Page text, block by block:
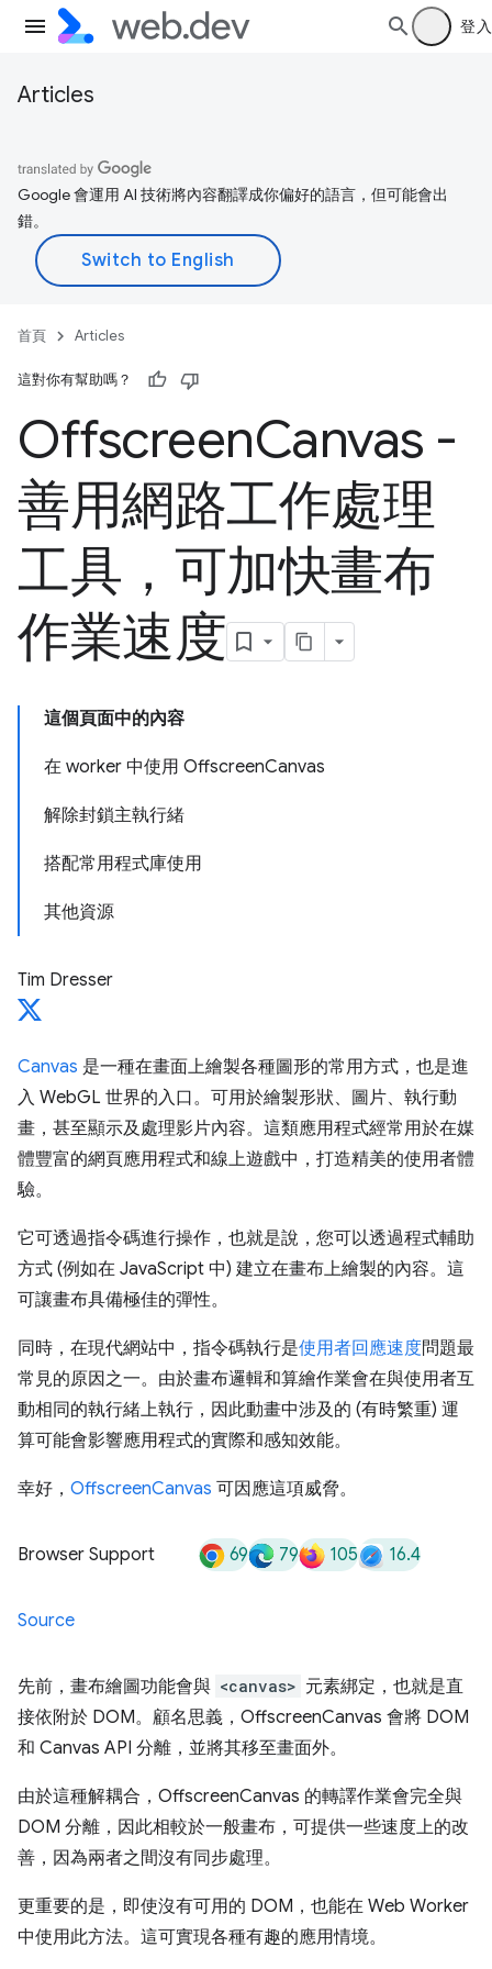
登入
Articles
Google 會運用 AI 技術將內容翻譯成你偏好的語言，但可能會出
錯。
首頁 Articles
這對你有幫助嗎？
OffscreenCanvas -
善用網路工作處理
工具，可加快畫布
作業速度
這個頁面中的內容
在 worker 中使用 OffscreenCanvas
解除封鎖主執行緒
搭配常用程式庫使用
其他資源
Tim Dresser
Canvas 是一種在畫面上繪製各種圖形的常用方式，也是進
入 WebGL 世界的入口。可用於繪製形狀、圖片、執行動
畫，甚至顯示及處理影片內容。這類應用程式經常用於在媒
體豐富的網頁應用程式和線上遊戲中，打造精美的使用者體
驗。
它可透過指令碼進行操作，也就是說，您可以透過程式輔助
方式 (例如在 JavaScript 中) 建立在畫布上繪製的內容。這
可讓畫布具備極佳的彈性。
同時，在現代網站中，指令碼執行是使用者回應速度問題最
常見的原因之一。由於畫布邏輯和算繪作業會在與使用者互
動相同的執行緒上執行，因此動畫中涉及的 (有時繁重) 運
算可能會影響應用程式的實際和感知效能。
幸好， OffscreenCanvas 可因應這項威脅。
Browser Support 69 79 105 16.4
Source
先前，畫布繪圖功能會與 <canvas> 元素綁定，也就是直
接依附於 DOM。顧名思義，OffscreenCanvas 會將 DOM
和 Canvas API 分離，並將其移至畫面外。
由於這種解耦合，OffscreenCanvas 的轉譯作業會完全與
DOM 分離，因此相較於一般畫布，可提供一些速度上的改
善，因為兩者之間沒有同步處理。
更重要的是，即使沒有可用的 DOM，也能在 Web Worker
中使用此方法。這可實現各種有趣的應用情境。